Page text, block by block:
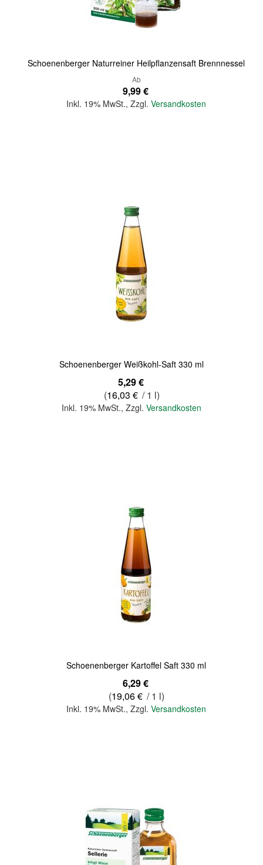
Schoenenberger Naturreiner Heilpflanzensaft Brennnessel
Ab
9,99 €
Inkl. 19% MwSt.,Zzgl.Versandkosten
Schoenenberger Weißkohl-Saft 330 ml
5,29 €
(16,03 € / 1 l)
Inkl. 19% MwSt., Zzgl. Versandkosten
Schoenenberger Kartoffel Saft 330 ml
6,29 €
(19,06 € / 1 l)
Inkl. 19% MwSt.,Zzgl.Versandkosten